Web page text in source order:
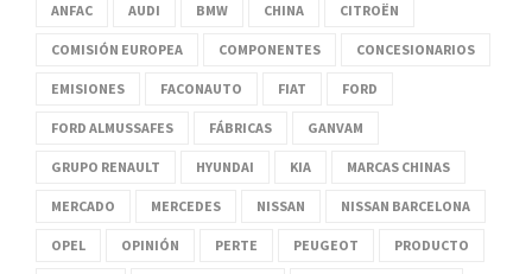
ANFAC AUDI BMW CHINA CITROËN
COMISIÓN EUROPEA COMPONENTES CONCESIONARIOS
EMISIONES FACONAUTO FIAT FORD
FORD ALMUSSAFES FÁBRICAS GANVAM
GRUPO RENAULT HYUNDAI KIA MARCAS CHINAS
MERCADO MERCEDES NISSAN NISSAN BARCELONA
OPEL OPINIÓN PERTE PEUGEOT PRODUCTO